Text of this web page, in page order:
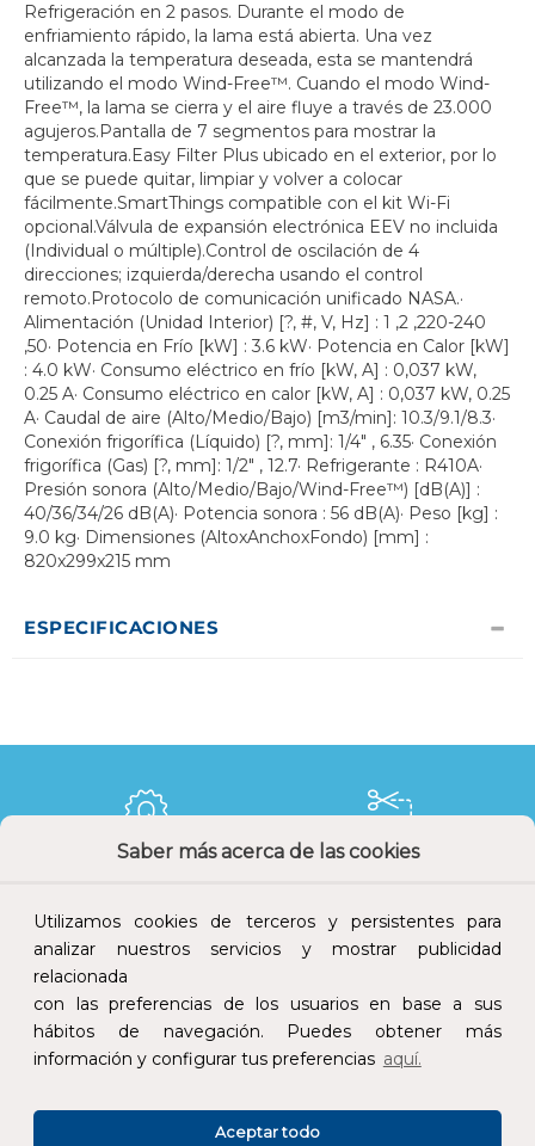
Saber más acerca de las cookies
Utilizamos cookies de terceros y persistentes para
analizar nuestros servicios y mostrar publicidad
relacionada
con las preferencias de los usuarios en base a sus
hábitos de navegación. Puedes obtener más
información y configurar tus preferencias aquí.
Aceptar todo
Refrigeración en 2 pasos. Durante el modo de
enfriamiento rápido, la lama está abierta. Una vez
alcanzada la temperatura deseada, esta se mantendrá
utilizando el modo Wind-Free™. Cuando el modo Wind-
Free™, la lama se cierra y el aire fluye a través de 23.000
agujeros.Pantalla de 7 segmentos para mostrar la
temperatura.Easy Filter Plus ubicado en el exterior, por lo
que se puede quitar, limpiar y volver a colocar
fácilmente.SmartThings compatible con el kit Wi-Fi
opcional.Válvula de expansión electrónica EEV no incluida
(Individual o múltiple).Control de oscilación de 4
direcciones; izquierda/derecha usando el control
remoto.Protocolo de comunicación unificado NASA.·
Alimentación (Unidad Interior) [?, #, V, Hz] : 1 ,2 ,220-240
,50· Potencia en Frío [kW] : 3.6 kW· Potencia en Calor [kW]
: 4.0 kW· Consumo eléctrico en frío [kW, A] : 0,037 kW,
0.25 A· Consumo eléctrico en calor [kW, A] : 0,037 kW, 0.25
A· Caudal de aire (Alto/Medio/Bajo) [m3/min]: 10.3/9.1/8.3·
Conexión frigorífica (Líquido) [?, mm]: 1/4" , 6.35· Conexión
frigorífica (Gas) [?, mm]: 1/2" , 12.7· Refrigerante : R410A·
Presión sonora (Alto/Medio/Bajo/Wind-Free™) [dB(A)] :
40/36/34/26 dB(A)· Potencia sonora : 56 dB(A)· Peso [kg] :
9.0 kg· Dimensiones (AltoxAnchoxFondo) [mm] :
820x299x215 mm
ESPECIFICACIONES
Devoluciones Pago seguro